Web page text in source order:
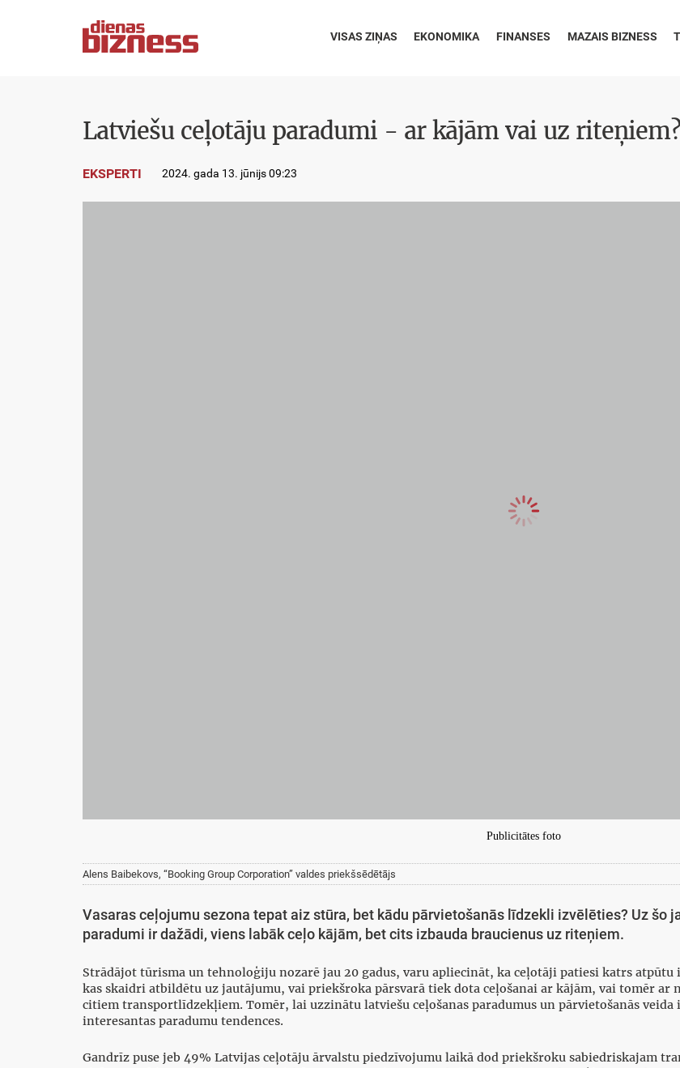
VISAS ZIŅAS EKONOMIKA FINANSES MAZAIS BIZNESS
Latviešu ceļotāju paradumi - ar kājām vai uz riteņiem?
EKSPERTI 2024. gada 13. jūnijs 09:23
Publicitātes foto
Alens Baibekovs, “Booking Group Corporation” valdes priekšsēdētājs
Vasaras ceļojumu sezona tepat aiz stūra, bet kādu pārvietošanās līdzekli izvēlēties? Uz šo
paradumi ir dažādi, viens labāk ceļo kājām, bet cits izbauda braucienus uz riteņiem.
Strādājot tūrisma un tehnoloģiju nozarē jau 20 gadus, varu apliecināt, ka ceļotāji patiesi katrs atpūtu
kas skaidri atbildētu uz jautājumu, vai priekšroka pārsvarā tiek dota ceļošanai ar kājām, vai tomēr ar
citiem transportlīdzekļiem. Tomēr, lai uzzinātu latviešu ceļošanas paradumus un pārvietošanās
interesantas paradumu tendences.
Gandrīz puse jeb 49% Latvijas ceļotāju ārvalstu piedzīvojumu laikā dod priekšroku sabiedriskajam